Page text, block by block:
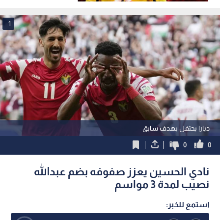
ديارا يحتفل بهدف سابق
1
0
0
نادي الحسين يعزز صفوفه بضم عبدالله
نصيب لمدة 3 مواسم
استمع للخبر: